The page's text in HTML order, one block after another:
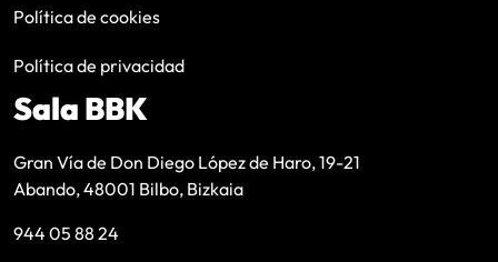
Política de cookies
Política de privacidad
Sala BBK
Gran Vía de Don Diego López de Haro, 19-21
Abando, 48001 Bilbo, Bizkaia
944 05 88 24